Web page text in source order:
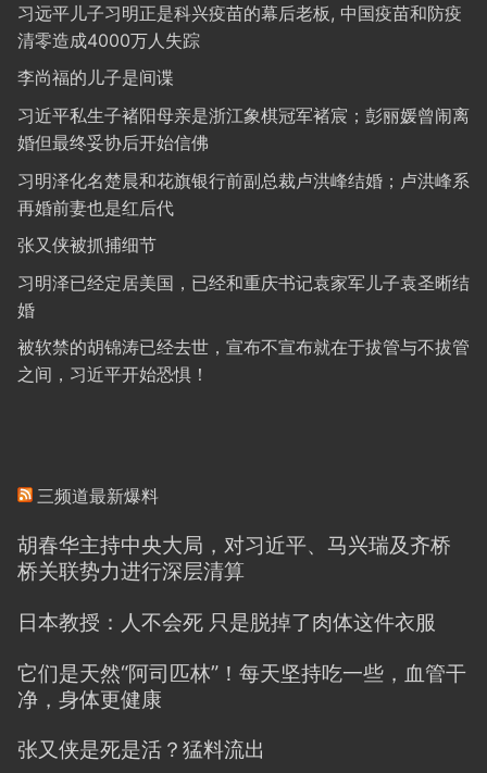
习远平儿子习明正是科兴疫苗的幕后老板, 中国疫苗和防疫
清零造成4000万人失踪
李尚福的儿子是间谍
习近平私生子褚阳母亲是浙江象棋冠军褚宸；彭丽媛曾闹离
婚但最终妥协后开始信佛
习明泽化名楚晨和花旗银行前副总裁卢洪峰结婚；卢洪峰系
再婚前妻也是红后代
张又侠被抓捕细节
习明泽已经定居美国，已经和重庆书记袁家军儿子袁圣晰结
婚
被软禁的胡锦涛已经去世，宣布不宣布就在于拔管与不拔管
之间，习近平开始恐惧！
三频道最新爆料
胡春华主持中央大局，对习近平、马兴瑞及齐桥
桥关联势力进行深层清算
日本教授：人不会死 只是脱掉了肉体这件衣服
它们是天然“阿司匹林”！每天坚持吃一些，血管干
净，身体更健康
张又侠是死是活？猛料流出